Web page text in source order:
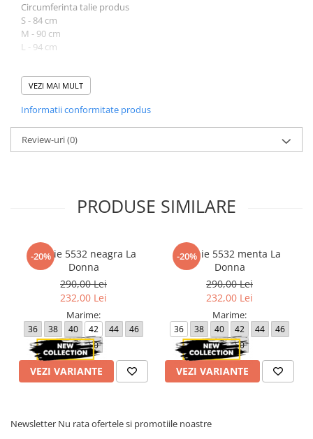
Circumferinta talie produs
S - 84 cm
M - 90 cm
L - 94 cm
Lungime produs cuprinsa intre 116 cm (marimea S) si 122 cm
(marimea L).
Atentie! Nuanta produsului poate diferi usor, in functie de
dispozitivul de pe care este vizualizat.
VEZI MAI MULT
Informatii conformitate produs
Review-uri(0)
PRODUSE SIMILARE
-20%
Rochie 5532 neagra La
Donna
290,00 Lei
232,00 Lei
Marime:
36 38 40 42 44
46
48
50
VEZI VARIANTE
-20%
Rochie 5532 menta La
Donna
290,00 Lei
232,00 Lei
Marime:
36 38 40 42 44
46
48
50
VEZI VARIANTE
Newsletter Nu rata ofertele si promotiile noastre